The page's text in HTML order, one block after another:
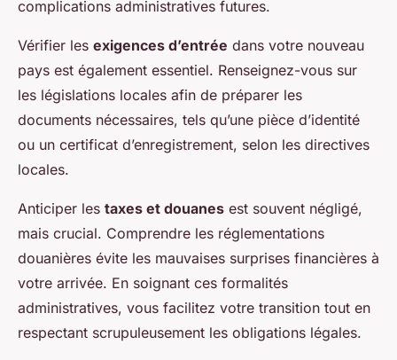
complications administratives futures.
Vérifier les exigences d’entrée dans votre nouveau
pays est également essentiel. Renseignez-vous sur
les législations locales afin de préparer les
documents nécessaires, tels qu’une pièce d’identité
ou un certificat d’enregistrement, selon les directives
locales.
Anticiper les taxes et douanes est souvent négligé,
mais crucial. Comprendre les réglementations
douanières évite les mauvaises surprises financières à
votre arrivée. En soignant ces formalités
administratives, vous facilitez votre transition tout en
respectant scrupuleusement les obligations légales.